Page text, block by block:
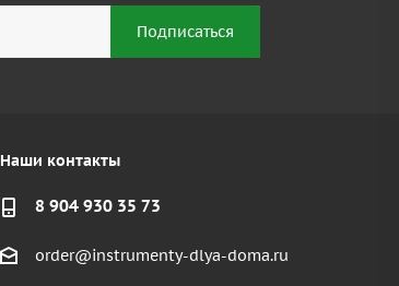
Наши контакты
8 904 930 35 73
order@instrumenty-dlya-doma.ru